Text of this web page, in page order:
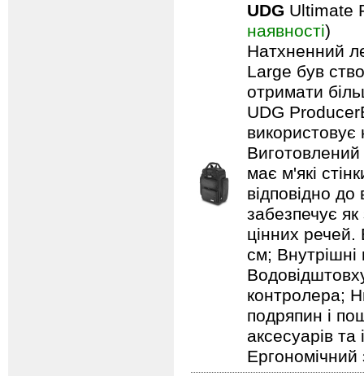
UDG Ultimate
наявності)
Натхненний
Large був
отримати
UDG
має м'які
відповідно
забезпечує
цінних
см;
контролера;
подряпин і
аксесуарів